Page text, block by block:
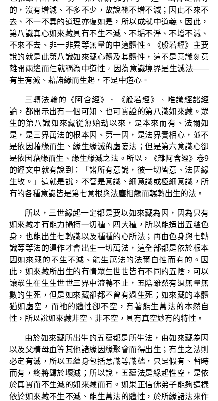
的，沒有增減、不多不少，故說祂不增不減；因此不來不
去、不一不異的道理亦復如是，所以成就中道義。因此，
第八識真心如來藏具有不生不滅、不垢不淨、不增不減、
不來不去、非一非異等無量的中道體性。《般若經》主要
說的就是此第八識如來藏心體及其體性，這不是意識刻意
離開兩邊而住就稱為中道性，因為意識境界是生滅法——
有生有滅、藉諸緣而生起，不是中道心。
三轉法輪的《阿含經》、《般若經》、唯識經諸經
論，都開示出有一個可知、也可實證的第八識如來藏。眾
生的第八識如來藏從無始劫以來，是本來而有、法爾如
是，是三界萬法的根本因、第一因，是法界實相心，並不
是依因藉緣而生、緣生緣滅的虛妄法；但是第六意識心卻
是依因藉緣而生、緣生緣滅之法。所以，《雜阿含經》卷9
的經文中就有說到：「諸所有意識，彼一切皆意、法因緣
生故。」這就是說，不管是意識、細意識或極細意識，所
有的各種意識皆是第七意根與法塵相觸而輾轉出生的法。
所以，三世緣起一定都是要以如來藏為因，因為只有
如來藏才有能力攝持一切種、四大種，所以能造出五蘊色
身，也能出生七轉識以及種種的心所法；再由色身與七轉
識等等法的運作才會出生一切萬法，這全部都是依於根本
因如來藏的不生不滅、能生萬法的法爾自性而有的。因
此，如來藏所出生的有情眾生世世皆有不同的五陰，可以
讓眾生在生生世世三界中流轉不止，五陰雖然有過無量無
數的生死，但是如來藏卻都不曾有過生死；如來藏的本體
猶如虛空，而祂的體性卻不空，有著能生萬法的本然自
性，所以說如來藏非空、非不空，具有真空妙有的特性。
由於如來藏所出生的五蘊都是所生法，由如來藏為因
以及父精母血等其他諸緣因緣聚會而得出生；有生之法則
必定有滅，所以五蘊身包括意識等識蘊，只是假有、暫時
而有，終將歸於壞滅；所以說，五蘊法是緣起性空，是依
於真實而不生滅的如來藏而有。如果正信佛弟子能夠這樣
依於如來藏不生不滅、能生萬法的體性，於所緣諸法來作